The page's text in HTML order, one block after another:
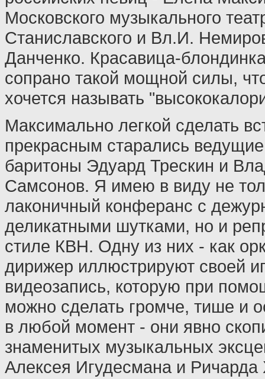
Московского музыкального
Станиславского и Вл.И.
Данченко. Красавица-
сопрано такой мощной силы,
хочется называть
Максимально легкой сделать
прекрасным старались
баритоны Эдуард Трескин и
Самсонов. Я имею в виду не
лаконичный конферанс с
деликатными шутками, но и
стиле КВН. Одну из них - как
дирижер иллюстрируют своей
видеозапись, которую при
можно сделать громче, тише и
в любой момент - они явно
знаменитых музыкальных
Алексея Игудесмана и Ричарда